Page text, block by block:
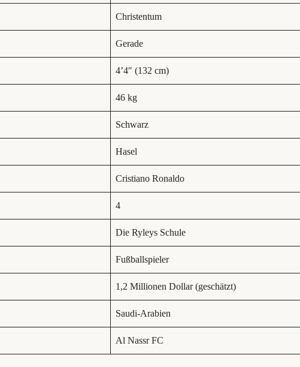
Christentum
Gerade
4’4″ (132 cm)
46 kg
Schwarz
Hasel
Cristiano Ronaldo
4
Die Ryleys Schule
Fußballspieler
1,2 Millionen Dollar (geschätzt)
Saudi-Arabien
Al Nassr FC